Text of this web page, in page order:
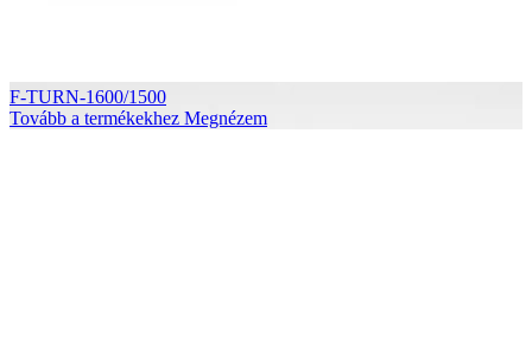
F-TURN-1600/1500
Tovább a termékekhez Megnézem